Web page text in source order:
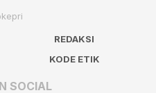
REDAKSI
KODE ETIK
SOCIAL